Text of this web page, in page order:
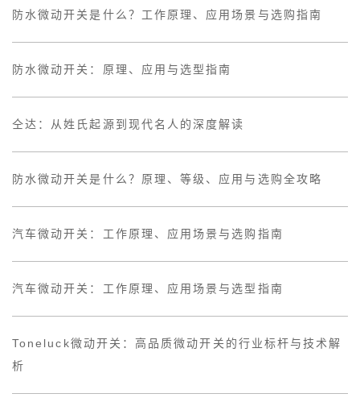
防水微动开关是什么？工作原理、应用场景与选购指南
防水微动开关：原理、应用与选型指南
仝达：从姓氏起源到现代名人的深度解读
防水微动开关是什么？原理、等级、应用与选购全攻略
汽车微动开关：工作原理、应用场景与选购指南
汽车微动开关：工作原理、应用场景与选型指南
Toneluck微动开关：高品质微动开关的行业标杆与技术解
析